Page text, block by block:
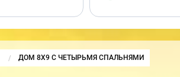
CURRENT:
ДОМ 8Х9 С ЧЕТЫРЬМЯ СПАЛЬНЯМИ